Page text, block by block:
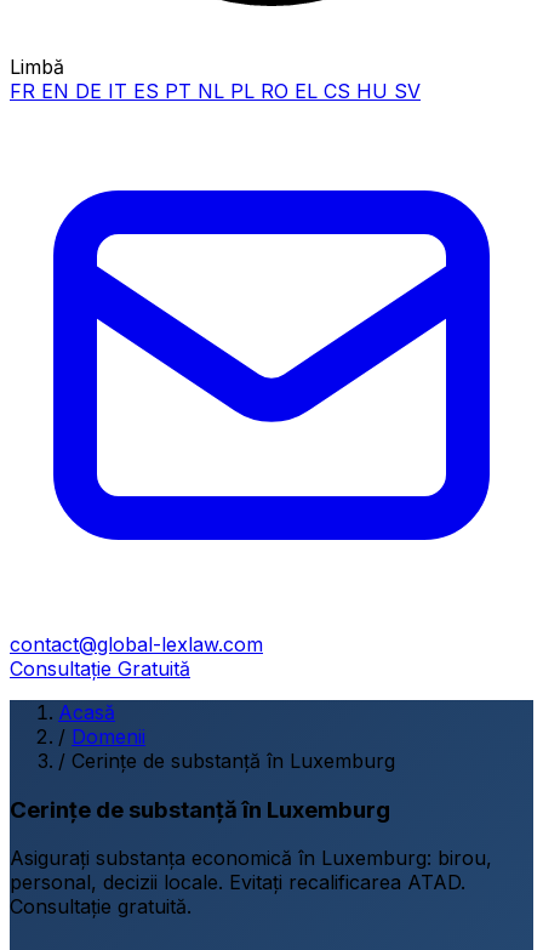
Limbă
FR EN DE IT ES PT NL PL RO EL CS HU SV
contact@global-lexlaw.com
Consultație Gratuită
Acasă
/ Domenii
/ Cerințe de substanță în Luxemburg
Cerințe de substanță în Luxemburg
Asigurați substanța economică în Luxemburg: birou,
personal, decizii locale. Evitați recalificarea ATAD.
Consultație gratuită.